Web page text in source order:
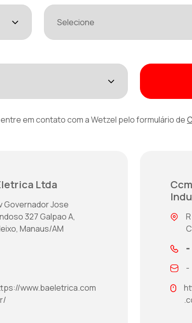
em contato com a Wetzel pelo formulário de
Ltda
Governador Jose
327 Galpao A,
Manaus/AM
www.baeletrica.com
-
-